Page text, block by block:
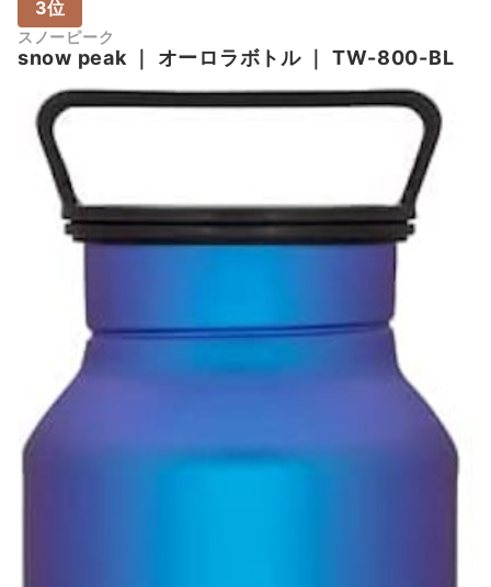
3位
スノーピーク
snow peak｜ オーロラボトル｜ TW-800-BL